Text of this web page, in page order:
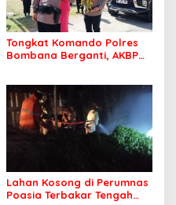
Tongkat Komando Polres
Bombana Berganti, AKBP
Lahan Kosong di Perumnas
Poasia Terbakar Tengah